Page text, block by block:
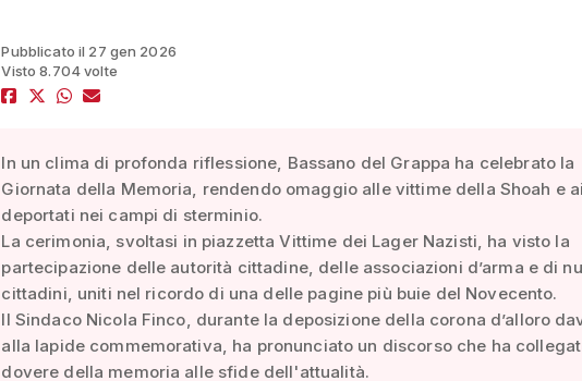
Pubblicato il 27 gen 2026
Visto 8.704 volte
In un clima di profonda riflessione, Bassano del Grappa ha celebrato la
Giornata della Memoria, rendendo omaggio alle vittime della Shoah e ai
deportati nei campi di sterminio.
La cerimonia, svoltasi in piazzetta Vittime dei Lager Nazisti, ha visto la
partecipazione delle autorità cittadine, delle associazioni d’arma e di
cittadini, uniti nel ricordo di una delle pagine più buie del Novecento.
Il Sindaco Nicola Finco, durante la deposizione della corona d’alloro
alla lapide commemorativa, ha pronunciato un discorso che ha
dovere della memoria alle sfide dell'attualità.